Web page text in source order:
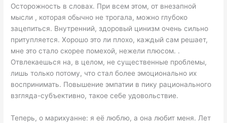
Осторожность в словах. При всем этом, от внезапной
мысли , которая обычно не трогала, можно глубоко
зацепиться. Внутренний, здоровый цинизм очень сильно
притупляется. Хорошо это ли плохо, каждый сам решает,
мне это стало скорее помехой, нежели плюсом. .
Отвлекаешься на, в целом, не существенные проблемы,
лишь только потому, что стал более эмоционально их
воспринимать. Повышение эмпатии в пику рационального
взгляда-субъективно, такое себе удовольствие.
Теперь, о марихуанне: я её люблю, а она любит меня. Лет